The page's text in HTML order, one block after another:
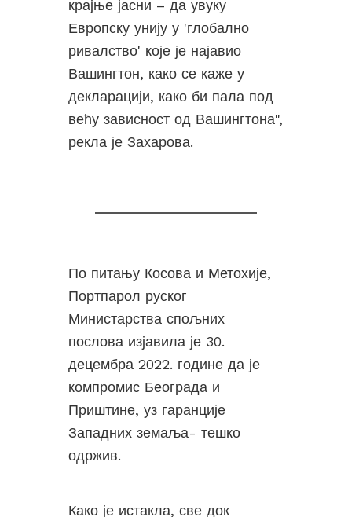
крајње јасни – да увуку
Европску унију у 'глобално
ривалство' које је најавио
Вашингтон, како се каже у
декларацији, како би пала под
већу зависност од Вашингтона",
рекла је Захарова.
По питању Косова и Метохије,
Портпарол руског
Министарства спољних
послова изјавила је 30.
децембра 2022. године да је
компромис Београда и
Приштине, уз гаранције
Западних земаља- тешко
одржив.
Како је истакла, све док